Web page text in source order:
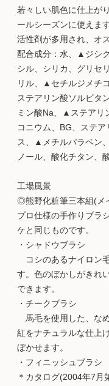
若々しい肌色に仕上が
ールシーズンに使えま
活性剤が多用され、オ
配合成分：水、▲ジシ
シル、シリカ、グリセ
リル、▲セチルジメチ
ステアリン酸ソルビタ
ミン酸Na、▲ステアリ
コニウム、BG、ステ
ス、▲メチルパラベン
ノール、酸化チタン、
工場風景
◎熊野化粧筆三本組(
プロ仕様の手作りブラ
ケと同じものです。
・シャドウブラシ
コシのあるナイロン
す。色のぼかしがきれ
できます。
・チークブラシ
馬毛を使用した、な
紅をナチュラルな仕上
ぼかせます。
・フィニッシュブラシ
＊カタログ(2004年7月